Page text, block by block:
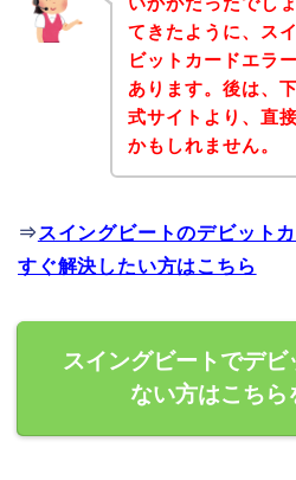
てきたように、ス
ビットカードエラ
あります。後は、
式サイトより、直
かもしれません。
⇒ スイングビートのデビット
すぐ解決したい方はこちら
スイングビートでデビ
ない方はこちら